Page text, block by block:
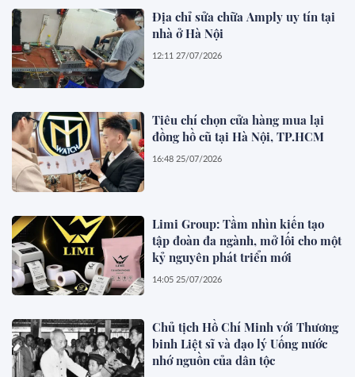
Địa chỉ sửa chữa Amply uy tín tại
nhà ở Hà Nội
12:11 27/07/2026
Tiêu chí chọn cửa hàng mua lại
đồng hồ cũ tại Hà Nội, TP.HCM
16:48 25/07/2026
Limi Group: Tầm nhìn kiến tạo
tập đoàn đa ngành, mở lối cho một
kỷ nguyên phát triển mới
14:05 25/07/2026
Chủ tịch Hồ Chí Minh với Thương
binh Liệt sĩ và đạo lý Uống nước
nhớ nguồn của dân tộc